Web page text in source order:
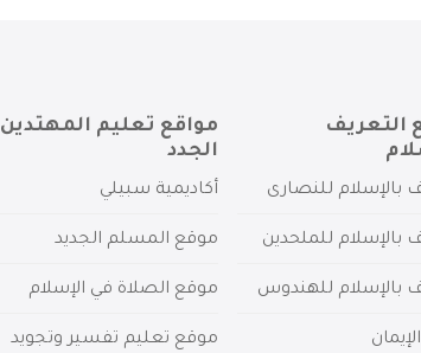
التعريف
بالإسلام للنصارى
بالإسلام للملحدين
بالإسلام للهندوس
مواقع تعليم المهتدين
الجدد
أكاديمية سبيلي
موقع المسلم الجديد
موقع الصلاة في الإسلام
موقع تعليم تفسير وتجويد